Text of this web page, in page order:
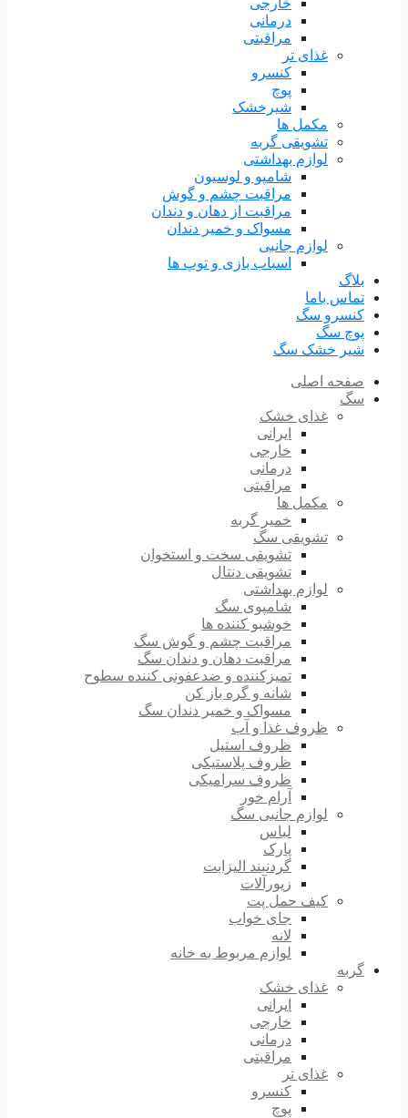
درمانی
مراقبتی
غذای تر
کنسرو
پوچ
شیرخشک
مکمل ها
تشویقی گربه
لوازم بهداشتی
شامپو و لوسیون
مراقبت چشم و گوش
مراقبت از دهان و دندان
مسواک و خمیر دندان
لوازم جانبی
اسباب بازی و توپ ها
بلاگ
تماس باما
کنسرو سگ
پوچ سگ
شیر خشک سگ
صفحه اصلی
سگ
غذای خشک
ایرانی
خارجی
درمانی
مراقبتی
مکمل ها
خمیر گربه
تشویقی سگ
تشویقی سخت و استخوان
تشویقی دنتال
لوازم بهداشتی
شامپوی سگ
خوشبو کننده ها
مراقبت چشم و گوش سگ
مراقبت دهان و دندان سگ
تمیزکننده و ضدعفونی کننده سطوح
شانه و گره باز کن
مسواک و خمیر دندان سگ
ظروف غذا و آب
ظروف استیل
ظروف پلاستیکی
ظروف سرامیکی
آرام خور
لوازم جانبی سگ
لباس
پارک
گردنبند الیزابت
زیورآلات
کیف حمل پت
جای خواب
لانه
لوازم مربوط به خانه
گربه
غذای خشک
ایرانی
خارجی
درمانی
مراقبتی
غذای تر
کنسرو
پوچ